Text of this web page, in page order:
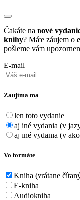
Čakáte na nové
knihy? Máte záujem o
pošleme vám
E-mail
Zaujíma ma
len toto vydanie
aj iné vydania (v
aj iné vydania (v
Vo formáte
Kniha (vrátane
E-kniha
Audiokniha